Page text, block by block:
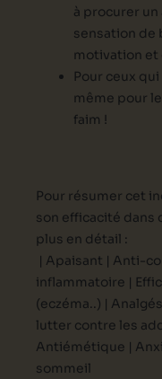
à procurer un
sensation de
motivation et
Pour ceux
même pour
faim !
Pour résumer cet
son efficacité dans
plus en détail :
| Apaisant | Anti-
inflammatoire |
(eczéma..) |
lutter contre les
Antiémétique |
sommeil